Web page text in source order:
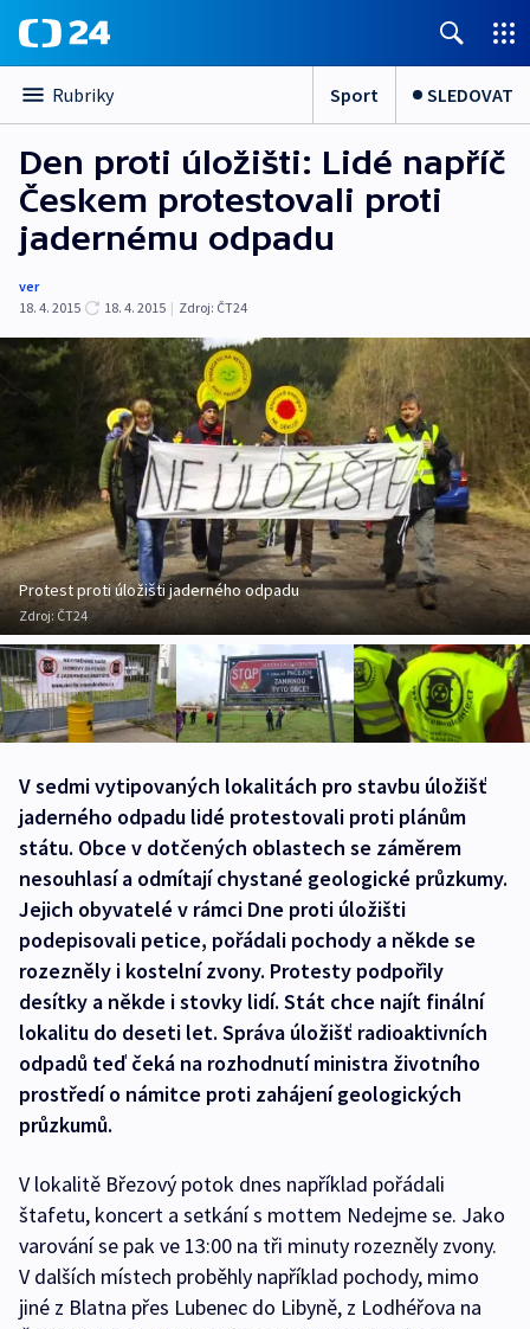
Rubriky Sport SLEDOVAT
Den proti úložišti: Lidé napříč
Českem protestovali proti
jadernému odpadu
ver
18. 4. 2015
18. 4. 2015 | Zdroj: ČT24
Protest proti úložišti jaderného odpadu
Zdroj: ČT24
V sedmi vytipovaných lokalitách pro stavbu úložišť
jaderného odpadu lidé protestovali proti plánům
státu. Obce v dotčených oblastech se záměrem
nesouhlasí a odmítají chystané geologické průzkumy.
Jejich obyvatelé v rámci Dne proti úložišti
podepisovali petice, pořádali pochody a někde se
rozezněly i kostelní zvony. Protesty podpořily
desítky a někde i stovky lidí. Stát chce najít finální
lokalitu do deseti let. Správa úložišť radioaktivních
odpadů teď čeká na rozhodnutí ministra životního
prostředí o námitce proti zahájení geologických
průzkumů.
V lokalitě Březový potok dnes například pořádali
štafetu, koncert a setkání s mottem Nedejme se. Jako
varování se pak ve 13:00 na tři minuty rozezněly zvony.
V dalších místech proběhly například pochody, mimo
jiné z Blatna přes Lubenec do Libyně, z Lodhéřova na